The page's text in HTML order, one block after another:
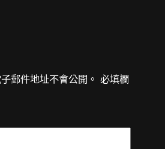
郵件地址不會公開。 必填欄